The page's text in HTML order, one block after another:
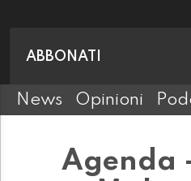
ABBONATI
News Opinioni
Agenda